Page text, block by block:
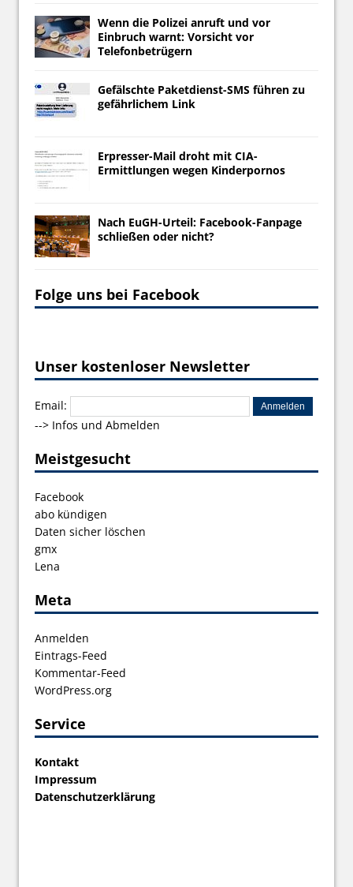
Wenn die Polizei anruft und vor
Einbruch warnt: Vorsicht vor
Telefonbetrügern
Gefälschte Paketdienst-SMS führen zu
gefährlichem Link
Erpresser-Mail droht mit CIA-
Ermittlungen wegen Kinderpornos
Nach EuGH-Urteil: Facebook-Fanpage
schließen oder nicht?
Folge uns bei Facebook
Unser kostenloser Newsletter
Email:
--> Infos und Abmelden
Meistgesucht
Facebook
abo kündigen
Daten sicher löschen
gmx
Lena
Meta
Anmelden
Eintrags-Feed
Kommentar-Feed
WordPress.org
Service
Kontakt
Impressum
Datenschutzerklärung